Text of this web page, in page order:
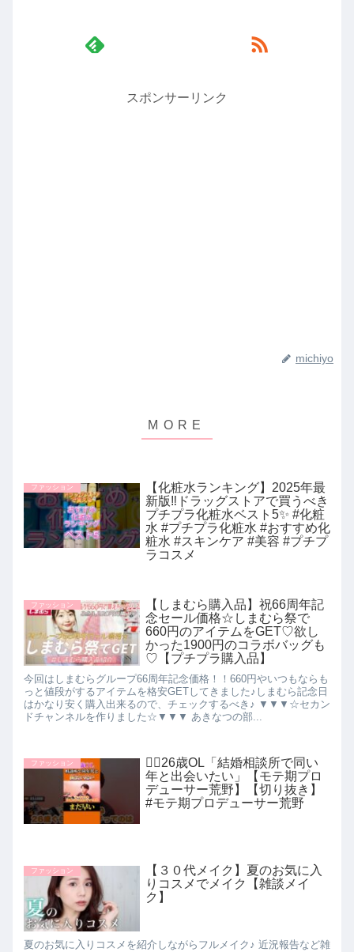
スポンサーリンク
michiyo
ファッション
【化粧水ランキング】2025年最
新版‼️ドラッグストアで買うべき
プチプラ化粧水ベスト5✨ #化粧
水 #プチプラ化粧水 #おすすめ化
粧水 #スキンケア #美容 #プチプ
ラコスメ
ファッション
【しまむら購入品】祝66周年記
念セール価格☆しまむら祭で
660円のアイテムをGET♡欲し
かった1900円のコラボバッグも
♡【プチプラ購入品】
今回はしまむらグループ66周年記念価格！！660円やいつもならも
っと値段がするアイテムを格安GETしてきました♪しまむら記念日
はかなり安く購入出来るので、チェックするべき♪ ▼▼▼☆セカン
ドチャンネルを作りました☆▼▼▼ あきなつの部...
ファッション
🙋‍♀️26歳OL「結婚相談所で同い
年と出会いたい」【モテ期プロ
デューサー荒野】【切り抜き】
#モテ期プロデューサー荒野
ファッション
【３０代メイク】夏のお気に入
りコスメでメイク【雑談メイ
ク】
夏のお気に入りコスメを紹介しながらフルメイク♪ 近況報告など雑